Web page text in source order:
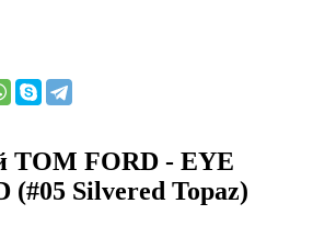
TOM FORD - EYE
(#05 Silvered Topaz)